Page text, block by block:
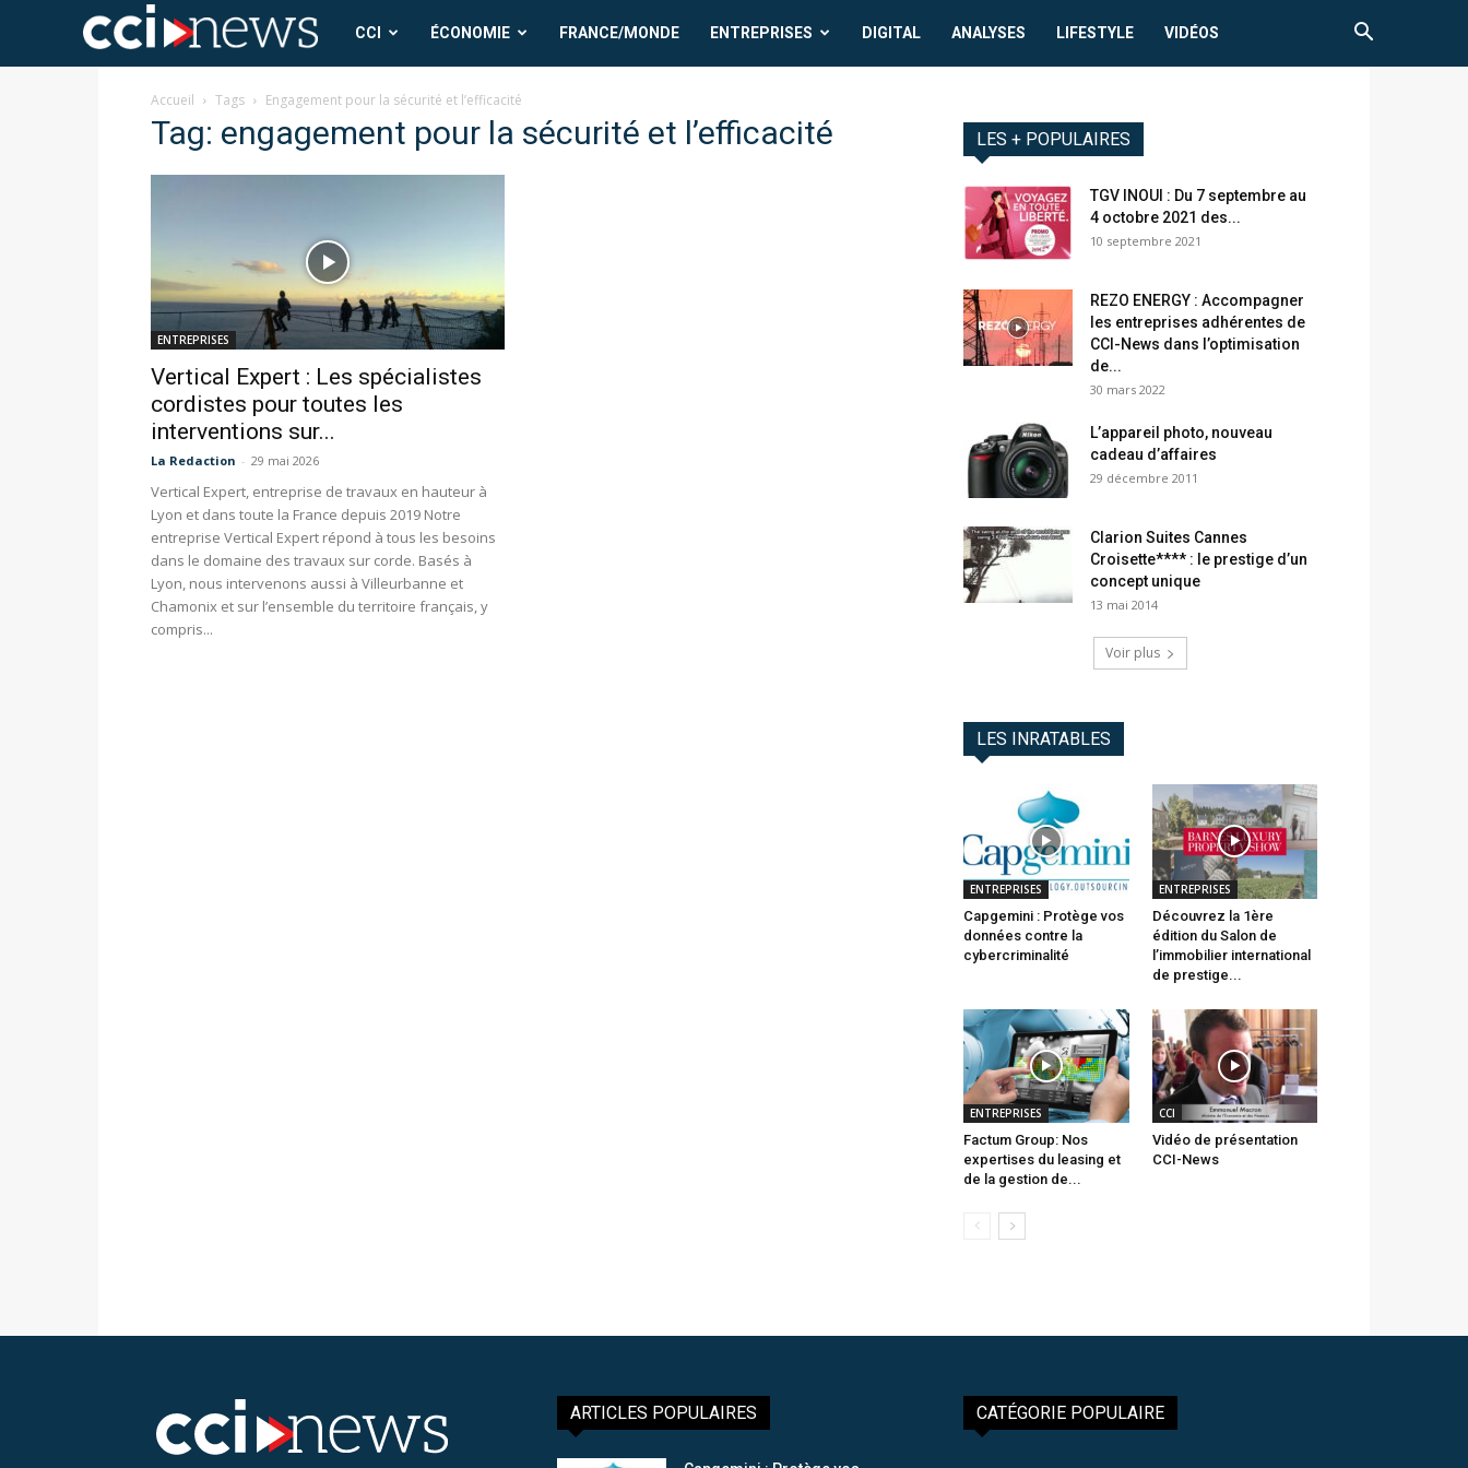
CCI
News
CCI ÉCONOMIE FRANCE/MONDE ENTREPRISES DIGITAL ANALYSES LIFESTYLE VIDÉOS
Accueil Tags Engagement pour la sécurité et l’efficacité
Tag: engagement pour la sécurité et l’efficacité
ENTREPRISES
Vertical Expert : Les spécialistes
cordistes pour toutes les
interventions sur...
La Redaction - 29 mai 2026
Vertical Expert, entreprise de travaux en hauteur à
Lyon et dans toute la France depuis 2019 Notre
entreprise Vertical Expert répond à tous les besoins
dans le domaine des travaux sur corde. Basés à
Lyon, nous intervenons aussi à Villeurbanne et
Chamonix et sur l’ensemble du territoire français, y
compris...
LES + POPULAIRES
TGV INOUI : Du 7 septembre au
4 octobre 2021 des...
10 septembre 2021
REZO ENERGY : Accompagner
les entreprises adhérentes de
CCI-News dans l’optimisation
de...
30 mars 2022
L’appareil photo, nouveau
cadeau d’affaires
29 décembre 2011
Clarion Suites Cannes
Croisette**** : le prestige d’un
concept unique
13 mai 2014
Voir plus
LES INRATABLES
ENTREPRISES
Capgemini : Protège vos
données contre la
cybercriminalité
ENTREPRISES
Découvrez la 1ère
édition du Salon de
l’immobilier international
de prestige...
ENTREPRISES
Factum Group: Nos
expertises du leasing et
de la gestion de...
CCI
Vidéo de présentation
CCI-News
ARTICLES POPULAIRES CATÉGORIE POPULAIRE